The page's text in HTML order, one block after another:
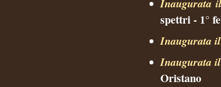
Inaugurata
spettri - 1°
Inaugurata
Inaugurata
Oristano